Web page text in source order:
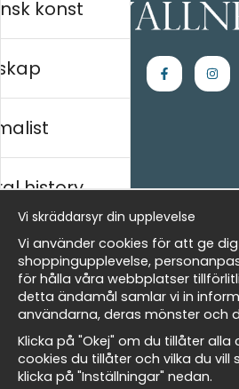
Handla
- Frågor? Vi hjälper dig gärna.
- När du handlar hos oss
- Returer och återbetalningar
- Leverans - enkelt, snabbt &amp;
- Cookies på Wallnest
- Här hittar du dina sparade
Nyhetsbrev
Få våra bästa erbjudanden och nyheter!
konst
history
Vi skräddarsyr din upplevelse
Vi använder cookies för att ge
shoppingupplevelse,
för hålla våra webbplatser
detta ändamål samlar vi in
användarna, deras mönster och
Klicka på "Okej" om du tillåter alla
cookies du tillåter och vilka du
klicka på "Inställningar" nedan.